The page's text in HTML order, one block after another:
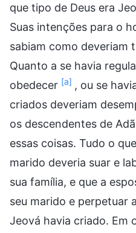
que tipo de Deus era
Suas intenções para o
sabiam como deveriam
Quanto a se havia
obedecer [a] , ou se
criados deveriam
os descendentes de
essas coisas. Tudo o
marido deveria suar e
sua família, e que a
seu marido e perpetuar
Jeová havia criado. Em